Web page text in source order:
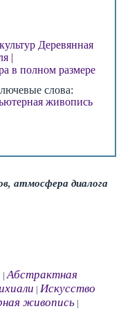
в полном размере
слова:
живопись
атмосфера диалога
|Абстрактная
Искусство
живопись